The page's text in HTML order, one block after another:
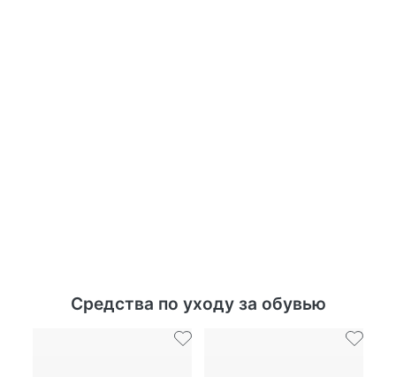
Средства по уходу за обувью